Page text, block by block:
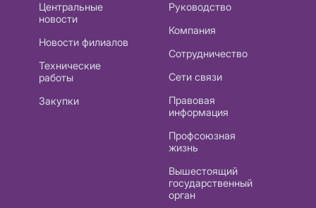
Центральные
новости
Новости филиалов
Технические
работы
Закупки
Руководство
Компания
Сотрудничество
Сети связи
Правовая
информация
Профсоюзная
жизнь
Вышестоящий
государственный
орган